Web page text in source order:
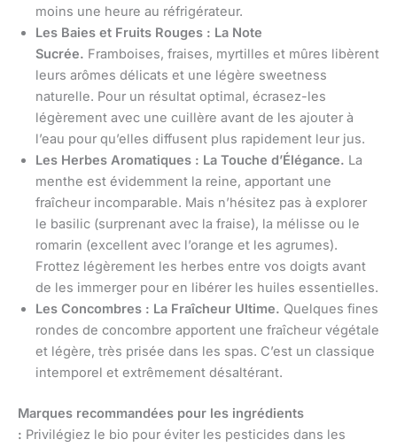
moins une heure au réfrigérateur.
Les Baies et Fruits Rouges : La Note
Sucrée. Framboises, fraises, myrtilles et mûres libèrent
leurs arômes délicats et une légère sweetness
naturelle. Pour un résultat optimal, écrasez-les
légèrement avec une cuillère avant de les ajouter à
l’eau pour qu’elles diffusent plus rapidement leur jus.
Les Herbes Aromatiques : La Touche d’Élégance. La
menthe est évidemment la reine, apportant une
fraîcheur incomparable. Mais n’hésitez pas à explorer
le basilic (surprenant avec la fraise), la mélisse ou le
romarin (excellent avec l’orange et les agrumes).
Frottez légèrement les herbes entre vos doigts avant
de les immerger pour en libérer les huiles essentielles.
Les Concombres : La Fraîcheur Ultime. Quelques fines
rondes de concombre apportent une fraîcheur végétale
et légère, très prisée dans les spas. C’est un classique
intemporel et extrêmement désaltérant.
Marques recommandées pour les ingrédients
: Privilégiez le bio pour éviter les pesticides dans les